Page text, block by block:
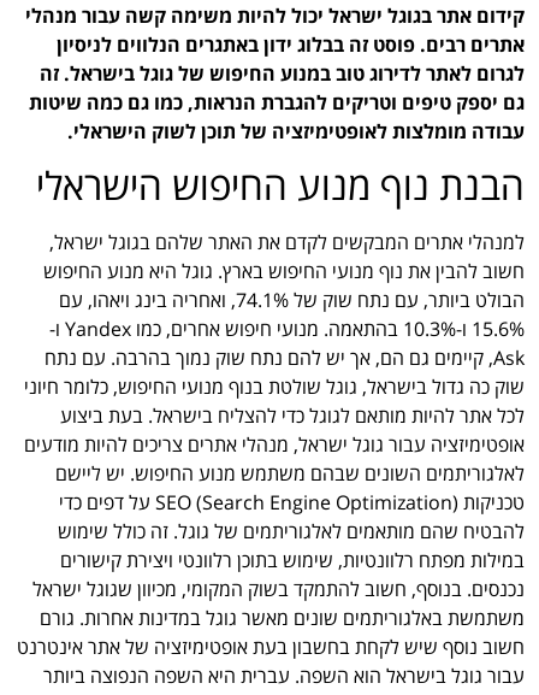
קידום אתר בגוגל ישראל יכול להיות משימה קשה עבור מנהלי
אתרים רבים. פוסט זה בבלוג ידון באתגרים הנלווים לניסיון
לגרום לאתר לדירוג טוב במנוע החיפוש של גוגל בישראל. זה
גם יספק טיפים וטריקים להגברת הנראות, כמו גם כמה שיטות
עבודה מומלצות לאופטימיזציה של תוכן לשוק הישראלי.
הבנת נוף מנוע החיפוש הישראלי
למנהלי אתרים המבקשים לקדם את האתר שלהם בגוגל ישראל,
חשוב להבין את נוף מנועי החיפוש בארץ. גוגל היא מנוע החיפוש
הבולט ביותר, עם נתח שוק של 74.1%, ואחריה בינג ויאהו, עם
15.6% ו-10.3% בהתאמה. מנועי חיפוש אחרים, כמו Yandex ו-
Ask, קיימים גם הם, אך יש להם נתח שוק נמוך בהרבה. עם נתח
שוק כה גדול בישראל, גוגל שולטת בנוף מנועי החיפוש, כלומר חיוני
לכל אתר להיות מותאם לגוגל כדי להצליח בישראל. בעת ביצוע
אופטימיזציה עבור גוגל ישראל, מנהלי אתרים צריכים להיות מודעים
לאלגוריתמים השונים שבהם משתמש מנוע החיפוש. יש ליישם
טכניקות SEO (Search Engine Optimization) על דפים כדי
להבטיח שהם מותאמים לאלגוריתמים של גוגל. זה כולל שימוש
במילות מפתח רלוונטיות, שימוש בתוכן רלוונטי ויצירת קישורים
נכנסים. בנוסף, חשוב להתמקד בשוק המקומי, מכיוון שגוגל ישראל
משתמשת באלגוריתמים שונים מאשר גוגל במדינות אחרות. גורם
חשוב נוסף שיש לקחת בחשבון בעת אופטימיזציה של אתר אינטרנט
עבור גוגל בישראל הוא השפה. עברית היא השפה הנפוצה ביותר